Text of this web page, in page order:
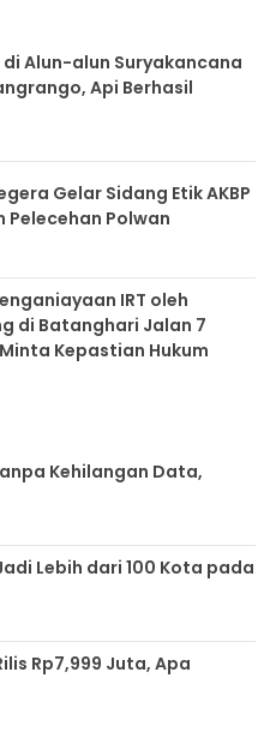
Alun-alun Suryakancana
Api Berhasil
Gelar Sidang Etik AKBP
Pelecehan Polwan
IRT oleh
di Batanghari Jalan 7
Kepastian Hukum
Kehilangan Data,
Lebih dari 100 Kota pada
Rp7,999 Juta, Apa